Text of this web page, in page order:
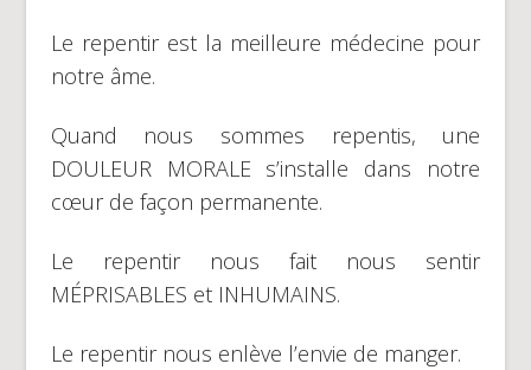
Le repentir est la meilleure médecine pour
notre âme.
Quand nous sommes repentis, une
DOULEUR MORALE s’installe dans notre
cœur de façon permanente.
Le repentir nous fait nous sentir
MÉPRISABLES et INHUMAINS.
Le repentir nous enlève l’envie de manger.